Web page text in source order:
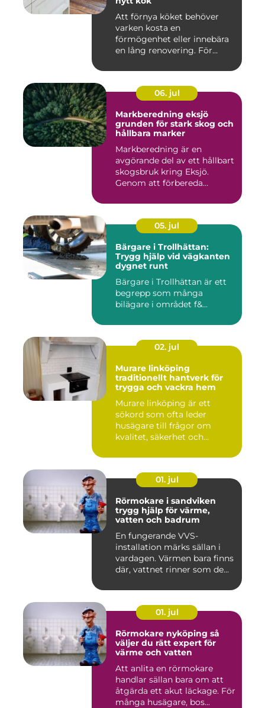
Att förnya köket behöver
varken kosta en
förmögenhet eller innebära
en lång renovering. För
06. jul
Markberedning eksjö
grunden för stark skog och
hållbara marker
Markberedning är en
avgörande del av ett hållbart
skogsbruk kring Eksjö.
Genom att förbereda
05. jul
Bärgare i Trollhättan:
Trygg hjälp vid vägkanten
dygnet runt
Bärgare i Trollhättan är ett
begrepp som många
bilägare i området f&...
02. jul
Murare linköping
traditionellt hantverk för
trygga och vackra hem
Murare linköping är ett
sökord som ofta leder
husägare till frågor om
kvalitet, säkerhet och
01. jul
Rörmokare i sandviken
trygg hjälp för värme,
vatten och badrum
En fungerande VVS-
installation märks sällan i
vardagen. Värmen bara finns
där, vattnet rinner som de...
01. jul
Rörmokare nyköping så
väljer du rätt expert för
värme och vatten
Att anlita en rörmokare
handlar sällan bara om att
åtgärda ett akut läckage. För
många husägare, bos...